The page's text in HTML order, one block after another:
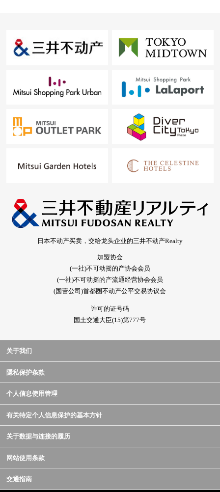
日本不动产买卖，交给龙头企业的三井不动产Realty
加盟协会
(一社)不可动摇的产协会会员
(一社)不可动摇的产流通经营协会会员
(国营公司)首都圈不动产公平交易协议会
许可的证号码
国土交通大臣(15)第777号
关于我们
隱私保护条款
个人信息使用管理
有关特定个人信息保护的基本方针
关于数据与连接的履历
网站使用条款
交通指南